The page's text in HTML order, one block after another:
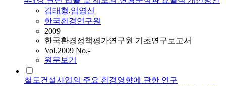
김태형,임영신
한국환경연구원
2009
한국환경정책평가연구원 기초연구보고서
Vol.2009 No.-
원문보기
철도건설사업의 주요 환경영향에 관한 연구